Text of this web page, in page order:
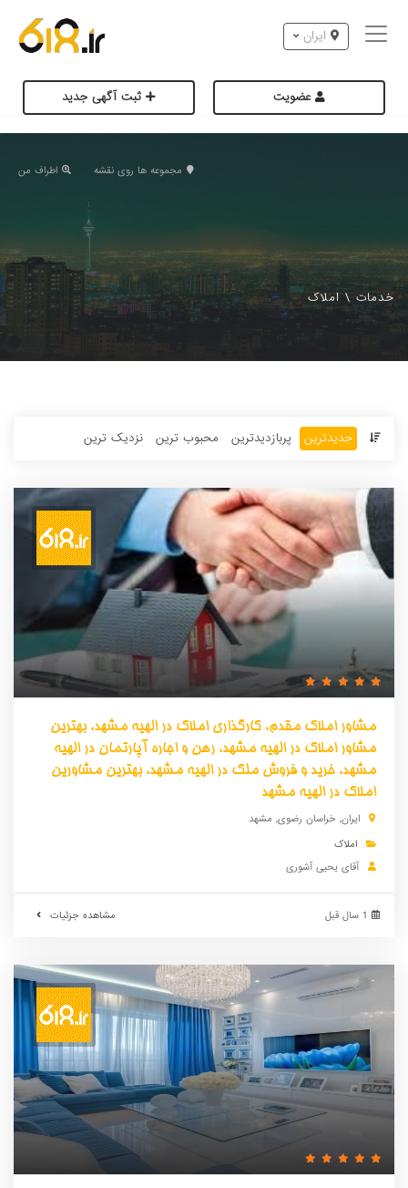
ایران
عضویت ثبت آگهی جدید
مجموعه ها روی نقشه اطراف من
خدمات\املاک
جدیدترین پربازدید‌ترین‌ محبوب ترین نزدیک ترین
مشاور املاک مقدم، کارگذاری املاک در الهیه مشهد، بهترین
مشاور املاک در الهیه مشهد، رهن و اجاره آپارتمان در الهیه
مشهد، خرید و فروش ملک در الهیه مشهد، بهترین مشاورین
املاک در الهیه مشهد
ایران, خراسان رضوی, مشهد
املاک
آقای یحیی آشوری
مشاهده جزئیات 1 سال قبل